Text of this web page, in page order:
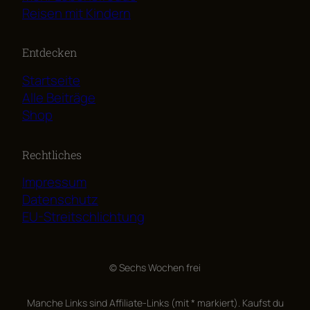
Reisen mit Kindern
Entdecken
Startseite
Alle Beiträge
Shop
Rechtliches
Impressum
Datenschutz
EU-Streitschlichtung
© Sechs Wochen frei
Manche Links sind Affiliate-Links (mit * markiert). Kaufst du